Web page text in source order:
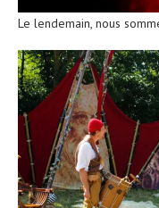
Le lendemain, nous